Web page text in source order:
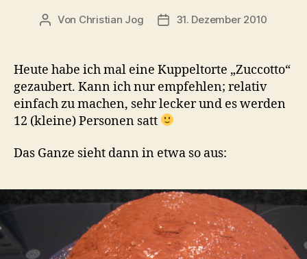
Beitragsautor
Von Christian Jog Veröffentlichungsdatum
31. Dezember 2010
Heute habe ich mal eine Kuppeltorte „Zuccotto“
gezaubert. Kann ich nur empfehlen; relativ
einfach zu machen, sehr lecker und es werden
12 (kleine) Personen satt
Das Ganze sieht dann in etwa so aus: